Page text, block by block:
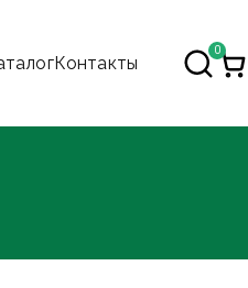
Контакты
0